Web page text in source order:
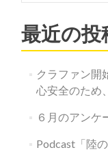
最近の投
クラファン開
心安全のため
６月のアンケ
Podcast「陸